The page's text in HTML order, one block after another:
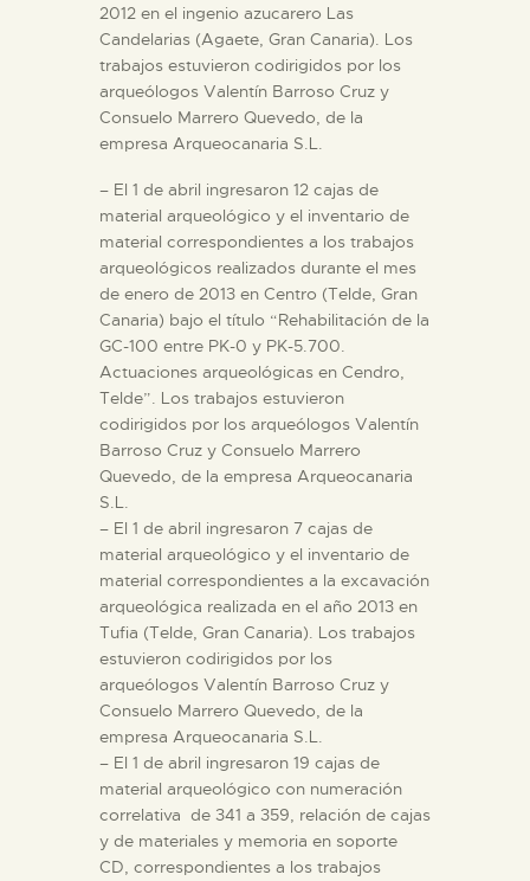
DIDÁCTICA
ESPAÑOL
2012 en el ingenio azucarero Las
Candelarias (Agaete, Gran Canaria). Los
trabajos estuvieron codirigidos por los
arqueólogos Valentín Barroso Cruz y
Consuelo Marrero Quevedo, de la
empresa Arqueocanaria S.L.
– El 1 de abril ingresaron 12 cajas de
material arqueológico y el inventario de
material correspondientes a los trabajos
arqueológicos realizados durante el mes
de enero de 2013 en Centro (Telde, Gran
Canaria) bajo el título “Rehabilitación de la
GC-100 entre PK-0 y PK-5.700.
Actuaciones arqueológicas en Cendro,
Telde”. Los trabajos estuvieron
codirigidos por los arqueólogos Valentín
Barroso Cruz y Consuelo Marrero
Quevedo, de la empresa Arqueocanaria
S.L.
– El 1 de abril ingresaron 7 cajas de
material arqueológico y el inventario de
material correspondientes a la excavación
arqueológica realizada en el año 2013 en
Tufia (Telde, Gran Canaria). Los trabajos
estuvieron codirigidos por los
arqueólogos Valentín Barroso Cruz y
Consuelo Marrero Quevedo, de la
empresa Arqueocanaria S.L.
– El 1 de abril ingresaron 19 cajas de
material arqueológico con numeración
correlativa de 341 a 359, relación de cajas
y de materiales y memoria en soporte
CD, correspondientes a los trabajos